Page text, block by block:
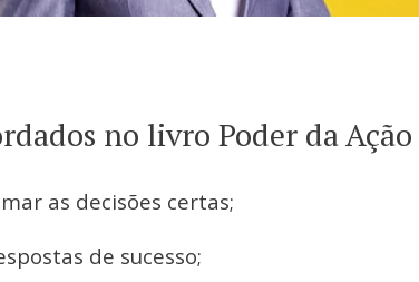
no livro Poder da Ação
as decisões certas;
de sucesso;